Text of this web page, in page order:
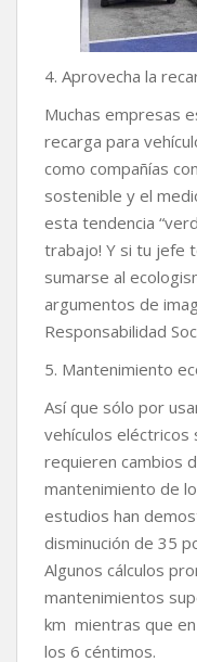
4. Aprovecha la
Muchas empresas
recarga para
como compañías
sostenible y el
esta tendencia
trabajo! Y si tu jefe
sumarse al
argumentos de
Responsabilidad
5. Mantenimiento
Así que sólo por
vehículos eléctricos
requieren cambios
mantenimiento de
estudios han
disminución de 35
Algunos cálculos
mantenimientos
km mientras que
los 6 céntimos.